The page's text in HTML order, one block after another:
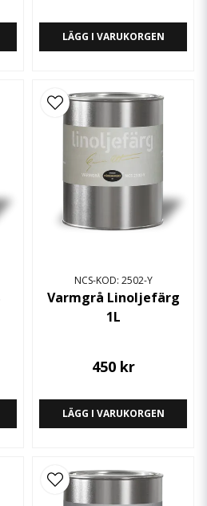
LÄGG I VARUKORGEN
NCS-KOD: 2502-Y
Varmgrå Linoljefärg
1L
450 kr
LÄGG I VARUKORGEN